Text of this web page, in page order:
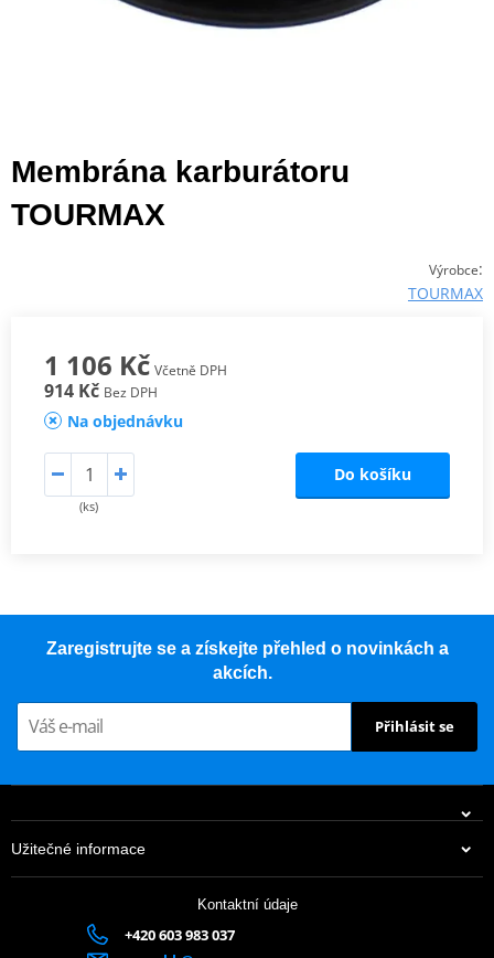
Membrána karburátoru
TOURMAX
Výrobce:
TOURMAX
1 106 Kč Včetně DPH
914 Kč Bez DPH
Na objednávku
(ks)
Do košíku
Zaregistrujte se a získejte přehled o novinkách a
akcích.
Přihlásit se
Užitečné informace
Kontaktní údaje
+420 603 983 037